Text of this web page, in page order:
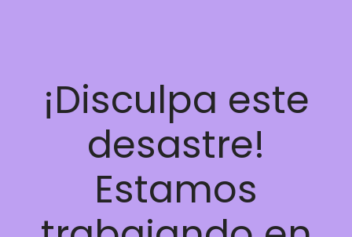
¡Disculpa este
desastre!
Estamos